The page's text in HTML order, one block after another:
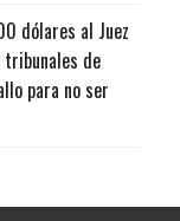
dólares al Juez
tribunales de
para no ser